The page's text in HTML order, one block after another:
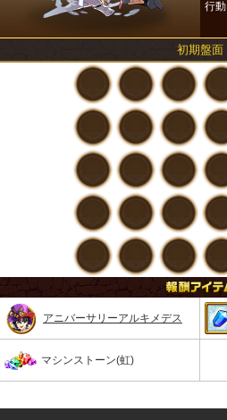
行動
初期盤面
アニバーサリーアルキメデス
マシンストーン(虹)